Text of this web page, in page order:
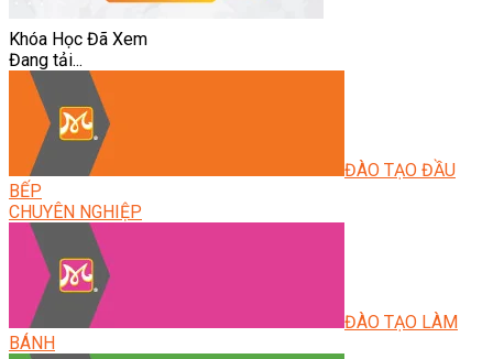
Khóa Học Đã Xem
Đang tải...
ĐÀO TẠO ĐẦU
BẾP
CHUYÊN NGHIỆP
ĐÀO TẠO LÀM
BÁNH